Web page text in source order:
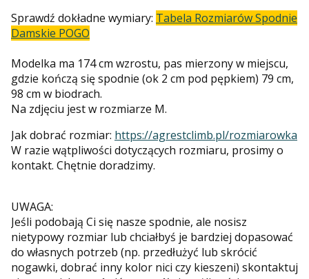
Sprawdź dokładne wymiary: Tabela Rozmiarów Spodnie
Damskie POGO
Modelka ma 174 cm wzrostu, pas mierzony w miejscu,
gdzie kończą się spodnie (ok 2 cm pod pępkiem) 79 cm,
98 cm w biodrach.
Na zdjęciu jest w rozmiarze M.
Jak dobrać rozmiar: https://agrestclimb.pl/rozmiarowka
W razie wątpliwości dotyczących rozmiaru, prosimy o
kontakt. Chętnie doradzimy.
UWAGA:
Jeśli podobają Ci się nasze spodnie, ale nosisz
nietypowy rozmiar lub chciałbyś je bardziej dopasować
do własnych potrzeb (np. przedłużyć lub skrócić
nogawki, dobrać inny kolor nici czy kieszeni) skontaktuj